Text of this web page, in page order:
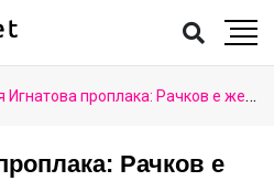
проплака: Рачков е жесток, блокирал ме е! (Вижте драмата й)
Рачков е